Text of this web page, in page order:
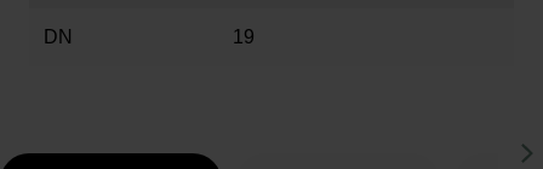
DN 19